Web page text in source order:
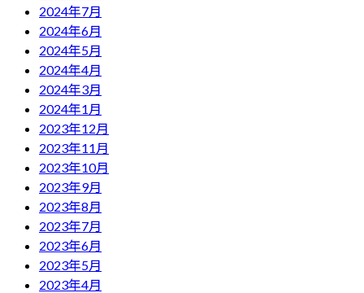
2024年7月
2024年6月
2024年5月
2024年4月
2024年3月
2024年1月
2023年12月
2023年11月
2023年10月
2023年9月
2023年8月
2023年7月
2023年6月
2023年5月
2023年4月